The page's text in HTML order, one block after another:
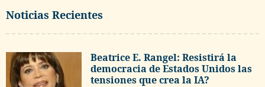
Noticias Recientes
Beatrice E. Rangel: Resistirá la
democracia de Estados Unidos las
tensiones que crea la IA?